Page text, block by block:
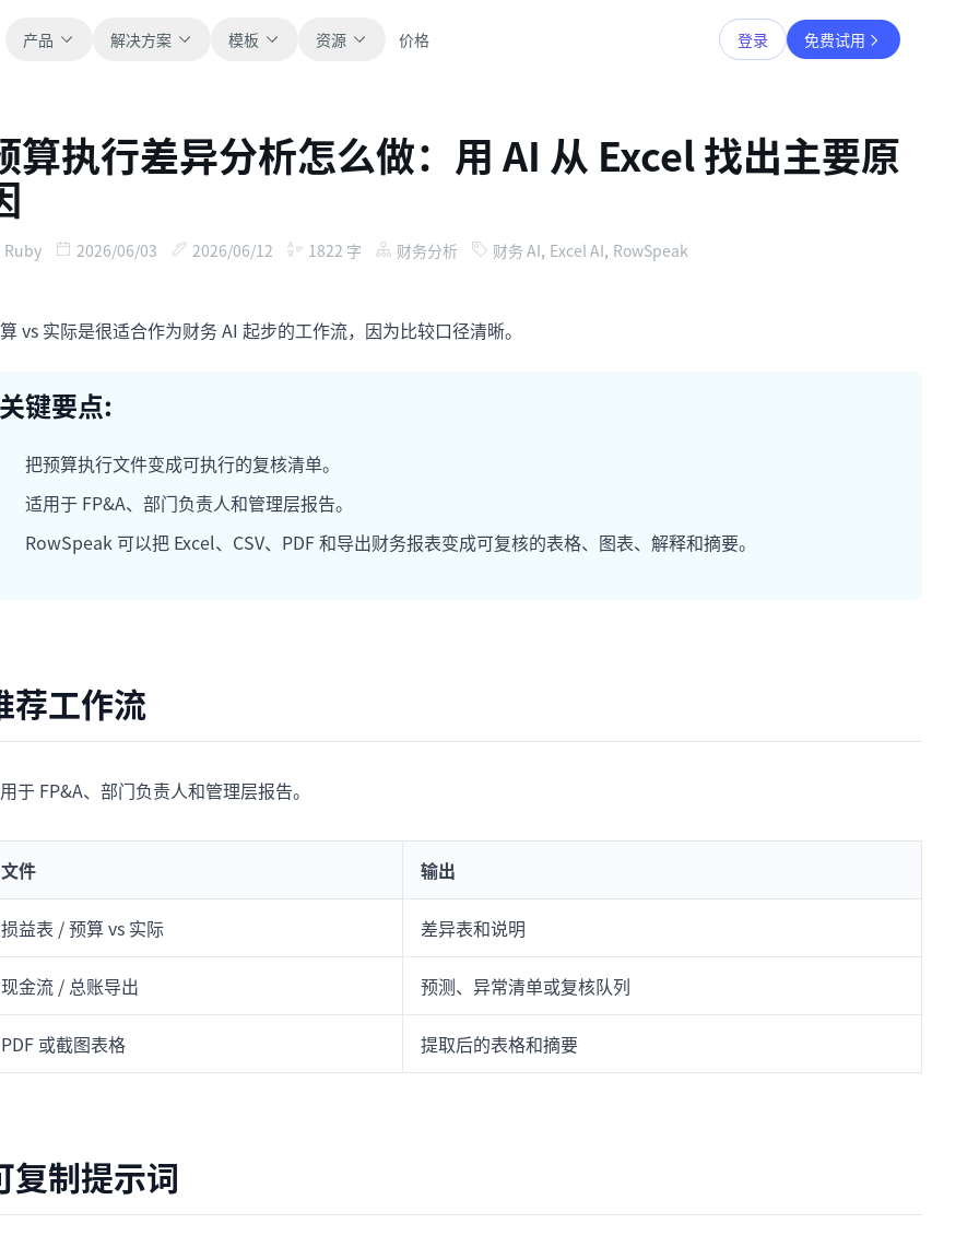
产品 解决方案 模板
全部
浏览全部可直接使用的表格模板。
财务
运营
项目
管理里程碑、负责人、交付和进度。
资源
博客
获取产品更新、案例和工作流灵感。
新手指南
帮助文档
快速入门
帮助新用户和团队快速上手。
价格 登录 免费试用
算执行差异分析怎么做：用 AI 从 Excel 找出主要原
Ruby 2026/06/03 2026/06/12 1822 字 财务分析 财务 AI, Excel AI, RowSpeak
vs 实际是很适合作为财务 AI 起步的工作流，因为比较口径清晰。
关键要点:
把预算执行文件变成可执行的复核清单。
适用于 FP&A、部门负责人和管理层报告。
RowSpeak 可以把 Excel、CSV、PDF 和导出财务报表变成可复核的表格、图表、解释和摘要。
荐工作流
于 FP&A、部门负责人和管理层报告。
文件 输出
损益表 / 预算 vs 实际 差异表和说明
现金流 / 总账导出 预测、异常清单或复核队列
PDF 或截图表格 提取后的表格和摘要
复制提示词